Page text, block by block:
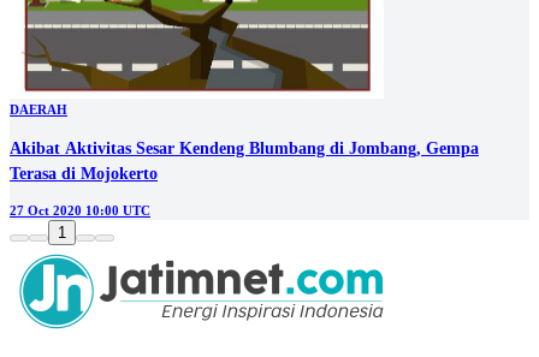
DAERAH
Akibat Aktivitas Sesar Kendeng Blumbang di Jombang, Gempa
Terasa di Mojokerto
27 Oct 2020 10:00 UTC
1